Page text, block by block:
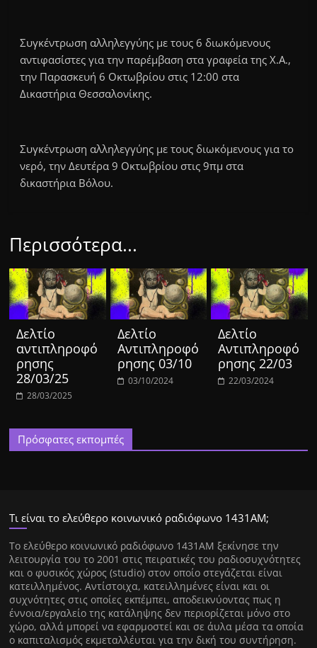
Συγκέντρωση αλληλεγγύης με τους 6 διωκόμενους
αντιφασίστες για την παρέμβαση στα γραφεία της Χ.Α.,
την Παρασκευή 6 Οκτωβρίου στις 12:00 στα
Δικαστήρια Θεσσαλονίκης.
Συγκέντρωση αλληλεγγύης με τους διωκόμενους για το
νερό, την Δευτέρα 9 Οκτωβρίου στις 9πμ στα
δικαστήρια Βόλου.
Περισσότερα...
Δελτίο
αντιπληροφό
ρησης
28/03/25
28/03/2025
Δελτίο
Αντιπληροφό
ρησης 03/10
03/10/2024
Δελτίο
Αντιπληροφό
ρησης 22/03
22/03/2024
Πρόσφατες εκπομπές
Τι είναι το ελεύθερο κοινωνικό ραδιόφωνο 1431ΑΜ;
Tο ελεύθερο κοινωνικό ραδιόφωνο 1431AM ξεκίνησε την
λειτουργία του το 2001 στις πειρατικές του ραδιοσυχνότητες
και ο φυσικός χώρος (studio) στον οποίο στεγάζεται είναι
κατειλλημένος. Αντίστοιχα, κατειλλημένες είναι και οι
συχνότητες στις οποίες εκπέμπει, αποδεικνύοντας πως η
έννοια/εργαλείο της κατάληψης δεν περιορίζεται μόνο στο
χώρο, αλλά μπορεί να εφαρμοστεί και σε άυλα μέσα τα οποία
ο καπιταλισμός εκμεταλλέυται για την δική του συντήρηση.